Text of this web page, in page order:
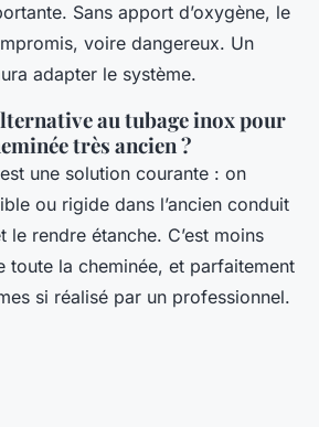
Sans apport d’oxygène, le
voire dangereux. Un
adapter le système.
au tubage inox pour
très ancien ?
une solution courante : on
ou rigide dans l’ancien conduit
le rendre étanche. C’est moins
toute la cheminée, et parfaitement
si réalisé par un professionnel.